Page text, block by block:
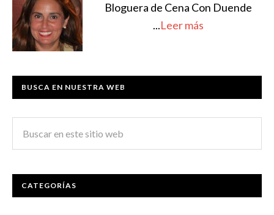
Bloguera de Cena Con Duende
...Leer más
BUSCA EN NUESTRA WEB
CATEGORÍAS